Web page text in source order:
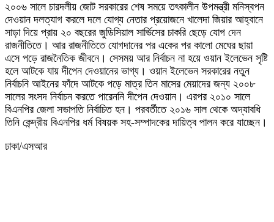
২০০৬ সালে চারদলীয় জোট সরকারের শেষ সময়ে তৎকালীন উপমন্ত্রী মনিস্বপন
দেওয়ান দলত্যাগ করলে দলে যোগ্য নেতার প্রয়োজনে খালেদা জিয়ার আহ্বানে
সাড়া দিয়ে প্রায় ২০ বছরের জুডিসিয়াল সার্ভিসের চাকরি ছেড়ে যোগ দেন
রাজনীতিতে। আর রাজনীতিতে যোগদানের পর একের পর কালো মেঘের ছায়া
এসে পড়ে রাজনৈতিক জীবনে। সেসময় আর নির্বাচন না হয়ে ওয়ান ইলেভেন সৃষ্টি
হলে আটকে যায় দীপেন দেওয়ানের ভাগ্য। ওয়ান ইলেভেন সরকারের নতুন
নির্বাচনি আইনের ফাঁদে আটকে পড়ে মাত্র তিন মাসের মেয়াদের জন্য ২০০৮
সালের সংসদ নির্বাচন করতে পারেননি দীপেন দেওয়ান। এরপর ২০১০ সালে
বিএনপির জেলা সভাপতি নির্বাচিত হন। পরবর্তীতে ২০১৬ সাল থেকে অদ্যাবধি
তিনি কেন্দ্রীয় বিএনপির ধর্ম বিষয়ক সহ-সম্পাদকের দায়িত্ব পালন করে যাচ্ছেন।
ঢাকা/এসআর